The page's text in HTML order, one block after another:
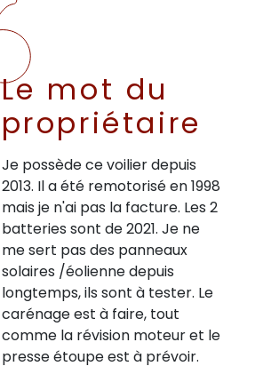
Le mot du
propriétaire
Je possède ce voilier depuis
2013. Il a été remotorisé en 1998
mais je n'ai pas la facture. Les 2
batteries sont de 2021. Je ne
me sert pas des panneaux
solaires /éolienne depuis
longtemps, ils sont à tester. Le
carénage est à faire, tout
comme la révision moteur et le
presse étoupe est à prévoir.